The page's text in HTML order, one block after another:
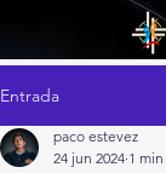
Entrada
paco estevez
24 jun 2024 1